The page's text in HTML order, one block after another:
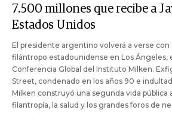
7.500 millones que recibe a
Estados Unidos
El presidente argentino volverá a verse con
filántropo estadounidense en Los Ángeles,
Conferencia Global del Instituto Milken.
Street, condenado en los años 90 e
Milken construyó una segunda vida pública
filantropía, la salud y los grandes foros de